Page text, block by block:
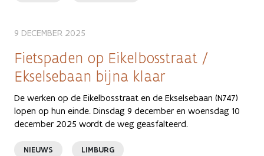
9 DECEMBER 2025
Fietspaden op Eikelbosstraat /
Ekselsebaan bijna klaar
De werken op de Eikelbosstraat en de Ekselsebaan (N747)
lopen op hun einde. Dinsdag 9 december en woensdag 10
december 2025 wordt de weg geasfalteerd.
NIEUWS LIMBURG